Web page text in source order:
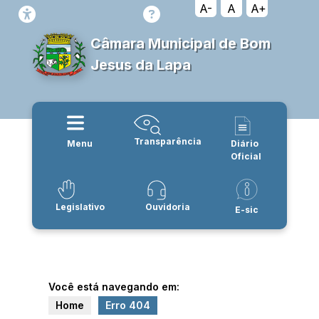
A- A A+
Câmara Municipal de Bom
Jesus da Lapa
Menu Transparência
Diário
Oficial
Legislativo Ouvidoria E-sic
Você está navegando em:
Home
Erro 404